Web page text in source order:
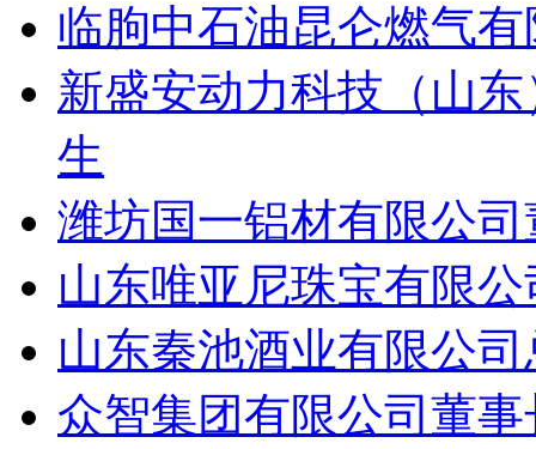
临朐中石油昆仑燃气
新盛安动力科技（山
生
潍坊国一铝材有限公
山东唯亚尼珠宝有限
山东秦池酒业有限公
众智集团有限公司董